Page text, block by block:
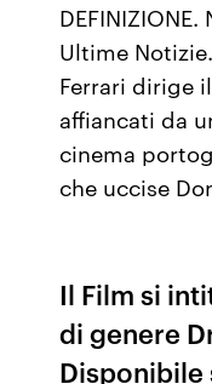
Ultime
Ferrari dirige
affiancati da
cinema
che uccise
Il Film si
di genere